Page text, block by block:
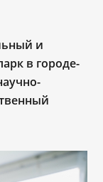
и
в городе-